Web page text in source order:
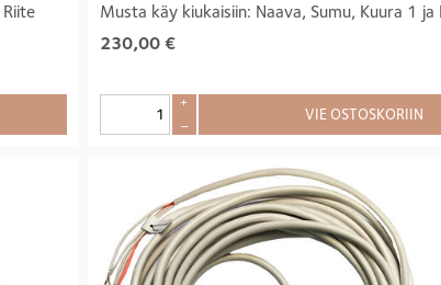
Musta käy kiukaisiin: Naava, Sumu, Kuura 1 ja
230,00 €
+
–
VIE OSTOSKORIIN